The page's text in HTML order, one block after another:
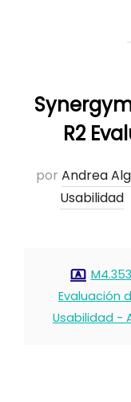
R2
por Andrea
Usabilidad
Evaluación
Usabilidad -